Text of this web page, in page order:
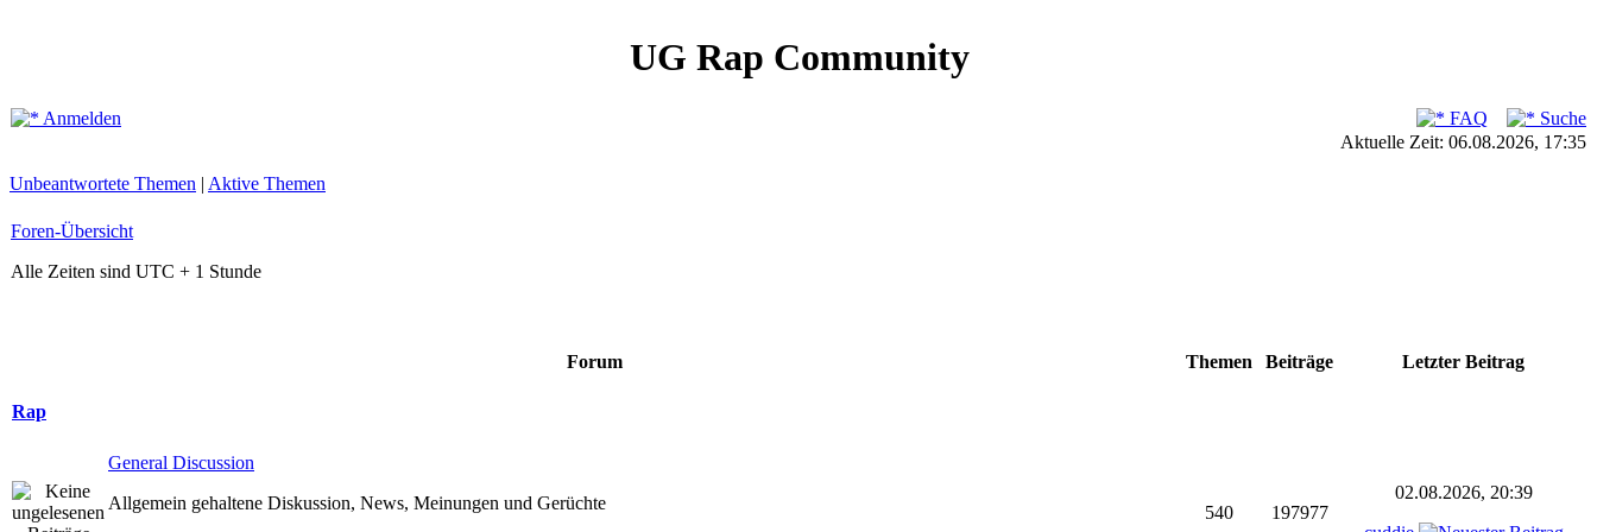
UG Rap Community
Anmelden FAQ
Suche
Aktuelle Zeit: 06.08.2026, 17:35
Unbeantwortete Themen | Aktive Themen
Foren-Übersicht
Alle Zeiten sind UTC + 1 Stunde
Forum Themen Beiträge Letzter Beitrag
Rap
General Discussion
Allgemein gehaltene Diskussion, News, Meinungen und Gerüchte
540 197977
02.08.2026, 20:39